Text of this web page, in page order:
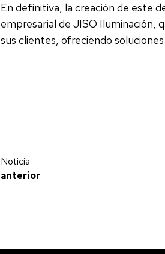
En definitiva, la creación de este
empresarial de JISO Iluminación,
sus clientes, ofreciendo
Noticia
anterior